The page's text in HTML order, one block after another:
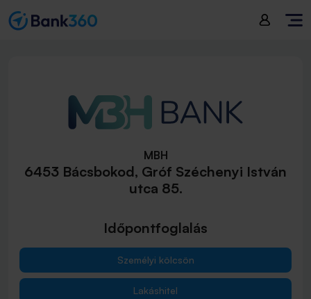
MBH
6453 Bácsbokod, Gróf Széchenyi István
utca 85.
Időpontfoglalás
Személyi kölcsön
Lakáshitel